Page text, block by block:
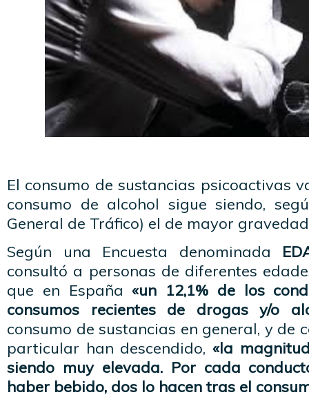
El consumo de sustancias psicoactivas
consumo de alcohol sigue siendo,
General de Tráfico) el de mayor
Según una Encuesta denominada
consultó a personas de diferentes
que en España«un 12,1% de los
consumos recientes de drogas y/o
consumo de sustancias en general, y de
particular han descendido,«la
siendo muy elevada. Por cada
haber bebido, dos lo hacen tras el